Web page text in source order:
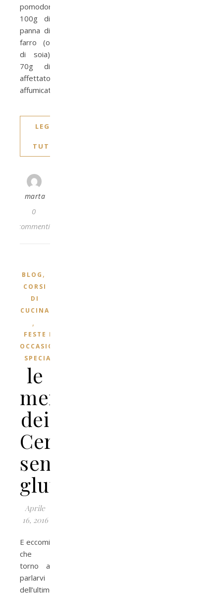
pomodoro
100g di
panna di
farro (o
di soia)
70g di
affettato
affumicato…
LEGGI
TUTTO
marta
0
commenti
BLOG ,
CORSI
DI
CUCINA
,
FESTE ED
OCCASIONI
SPECIALI
le
meraviglie
dei
Cereali
senza
glutine
Aprile
16, 2016
E eccomi
che
torno a
parlarvi
dell’ultimo